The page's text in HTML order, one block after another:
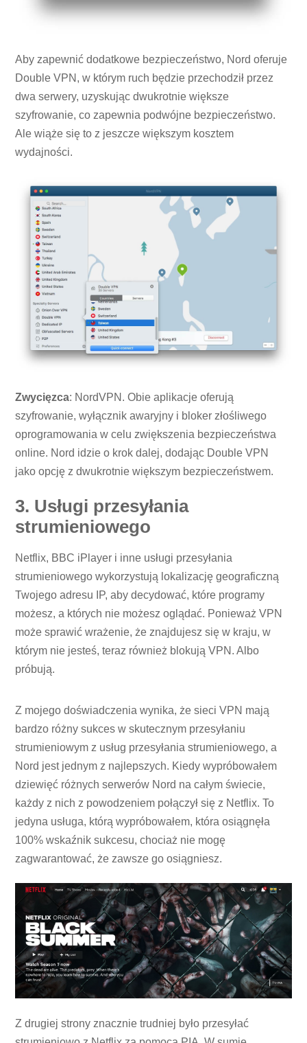
Aby zapewnić dodatkowe bezpieczeństwo, Nord oferuje
Double VPN, w którym ruch będzie przechodził przez
dwa serwery, uzyskując dwukrotnie większe
szyfrowanie, co zapewnia podwójne bezpieczeństwo.
Ale wiąże się to z jeszcze większym kosztem
wydajności.
Zwycięzca: NordVPN. Obie aplikacje oferują
szyfrowanie, wyłącznik awaryjny i bloker złośliwego
oprogramowania w celu zwiększenia bezpieczeństwa
online. Nord idzie o krok dalej, dodając Double VPN
jako opcję z dwukrotnie większym bezpieczeństwem.
3. Usługi przesyłania
strumieniowego
Netflix, BBC iPlayer i inne usługi przesyłania
strumieniowego wykorzystują lokalizację geograficzną
Twojego adresu IP, aby decydować, które programy
możesz, a których nie możesz oglądać. Ponieważ VPN
może sprawić wrażenie, że znajdujesz się w kraju, w
którym nie jesteś, teraz również blokują VPN. Albo
próbują.
Z mojego doświadczenia wynika, że ​​sieci VPN mają
bardzo różny sukces w skutecznym przesyłaniu
strumieniowym z usług przesyłania strumieniowego, a
Nord jest jednym z najlepszych. Kiedy wypróbowałem
dziewięć różnych serwerów Nord na całym świecie,
każdy z nich z powodzeniem połączył się z Netflix. To
jedyna usługa, którą wypróbowałem, która osiągnęła
100% wskaźnik sukcesu, chociaż nie mogę
zagwarantować, że zawsze go osiągniesz.
Z drugiej strony znacznie trudniej było przesyłać